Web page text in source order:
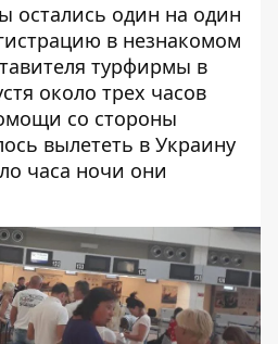
остались один на один
в незнакомом
турфирмы в
около трех часов
со стороны
вылететь в Украину
часа ночи они